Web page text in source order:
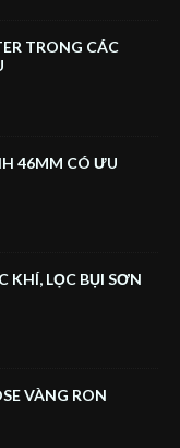
TRONG CÁC
46MM CÓ ƯU
KHÍ, LỌC BỤI SƠN
VÀNG RON